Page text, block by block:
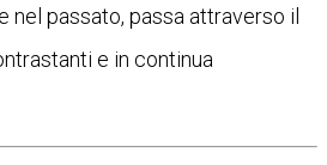
nel passato, passa attraverso il
e in continua